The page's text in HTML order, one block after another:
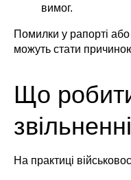
вимог.
Помилки у рапорті або
можуть стати
Що
На практиці